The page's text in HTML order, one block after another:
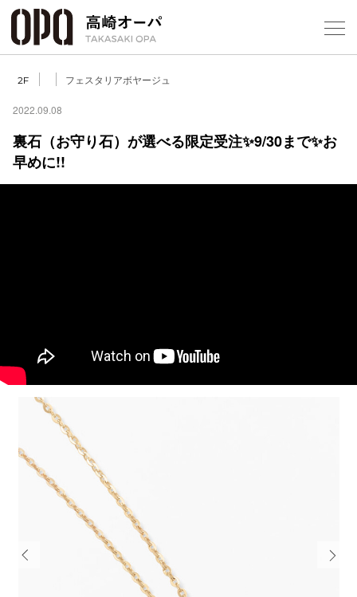
2F フェスタリアボヤージュ
2022.09.08
裏石（お守り石）が選べる限定受注✨9/30まで✨お
早めに!!
フロア
ショッ
電話で
プライバシ